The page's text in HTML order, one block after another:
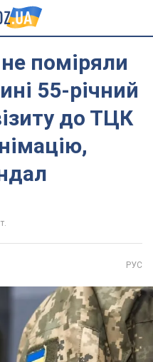
поміряли
55-річний
до ТЦК
РУС